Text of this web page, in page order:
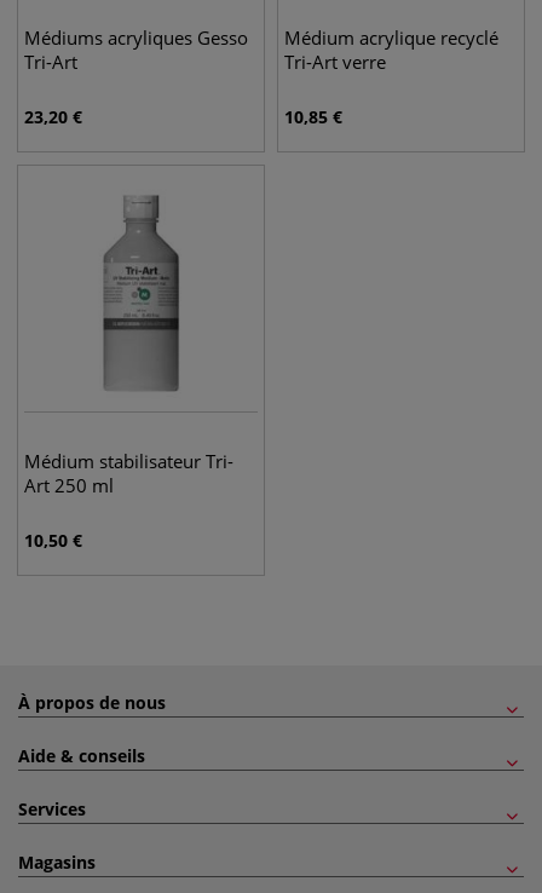
Médiums acryliques Gesso
Tri-Art
23,20 €
Médium acrylique recyclé
Tri-Art verre
10,85 €
Médium stabilisateur Tri-
Art 250 ml
10,50 €
À propos de nous
Aide & conseils
Services
Magasins